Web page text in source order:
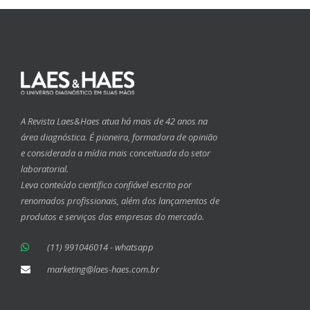
A Revista Laes&Haes atua há mais de 42 anos na
área diagnóstica. É pioneira, formadora de opinião
e considerada a mídia mais conceituada do setor
laboratorial.
Leva conteúdo científico confiável escrito por
renomados profissionais, além dos lançamentos de
produtos e serviços das empresas do mercado.
(11) 991046014 - whatsapp
marketing@laes-haes.com.br